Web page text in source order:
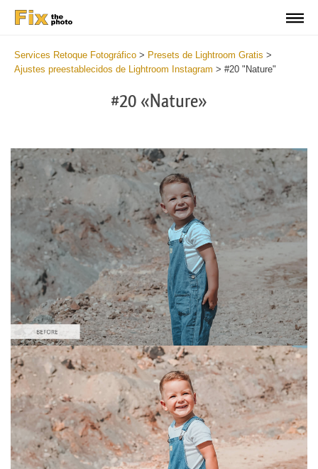
Services Retoque Fotográfico > Presets de Lightroom Gratis >
Ajustes preestablecidos de Lightroom Instagram > #20 "Nature"
#20 «Nature»
Por favor seleccione
Free Instagram Preset #20
Honey Moon
(30 Lr Presets)
Wedding Collection